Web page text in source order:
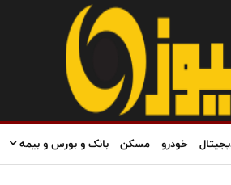
خودرو مسکن بانک و بورس و بیمه